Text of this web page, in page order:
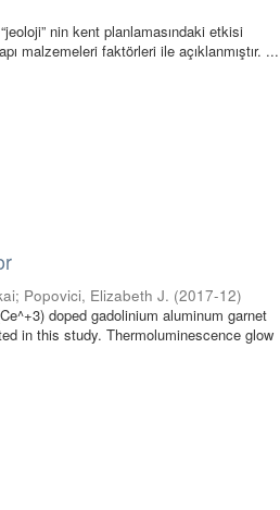
nin kent planlamasındaki etkisi
malzemeleri faktörleri ile açıklanmıştır. ...
; Popovici, Elizabeth J. (2017-12)
doped gadolinium aluminum garnet
in this study. Thermoluminescence glow